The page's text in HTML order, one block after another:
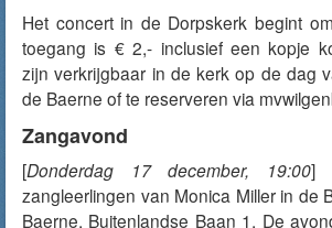
Het concert in de Dorpskerk begint
toegang is € 2,- inclusief een kopje
zijn verkrijgbaar in de kerk op de dag
de Baerne of te reserveren via
Zangavond
[Donderdag 17 december, 19:00]
zangleerlingen van Monica Miller in de
Baerne, Buitenlandse Baan 1. De